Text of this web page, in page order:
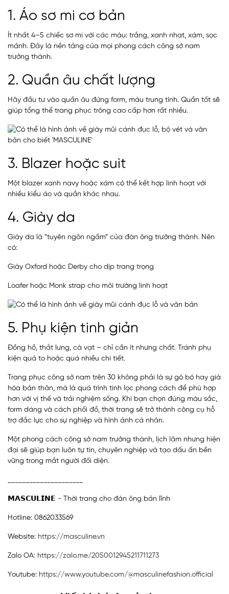
1. Áo sơ mi cơ bản
Ít nhất 4–5 chiếc sơ mi với các màu: trắng, xanh nhạt, xám, sọc
mảnh. Đây là nền tảng của mọi phong cách công sở nam
trưởng thành.
2. Quần âu chất lượng
Hãy đầu tư vào quần âu đứng form, màu trung tính. Quần tốt sẽ
giúp tổng thể trang phục trông cao cấp hơn rất nhiều.
3. Blazer hoặc suit
Một blazer xanh navy hoặc xám có thể kết hợp linh hoạt với
nhiều kiểu áo và quần khác nhau.
4. Giày da
Giày da là “tuyên ngôn ngầm” của đàn ông trưởng thành. Nên
có:
Giày Oxford hoặc Derby cho dịp trang trọng
Loafer hoặc Monk strap cho môi trường linh hoạt
5. Phụ kiện tinh giản
Đồng hồ, thắt lưng, cà vạt – chỉ cần ít nhưng chất. Tránh phụ
kiện quá to hoặc quá nhiều chi tiết.
Trang phục công sở nam trên 30 không phải là sự gò bó hay già
hóa bản thân, mà là quá trình tinh lọc phong cách để phù hợp
hơn với vị thế và trải nghiệm sống. Khi bạn chọn đúng màu sắc,
form dáng và cách phối đồ, thời trang sẽ trở thành công cụ hỗ
trợ đắc lực cho sự nghiệp và hình ảnh cá nhân.
Một phong cách công sở nam trưởng thành, lịch lãm nhưng hiện
đại sẽ giúp bạn luôn tự tin, chuyên nghiệp và tạo dấu ấn bền
vững trong mắt người đối diện.
𝗠𝗔𝗦𝗖𝗨𝗟𝗜𝗡𝗘 - Thời trang cho đàn ông bản lĩnh
Hotline: 0862033569
Website: https://masculine.vn
Zalo OA: https://zalo.me/2050012945211711273
Youtube: https://www.youtube.com/@masculinefashion.official